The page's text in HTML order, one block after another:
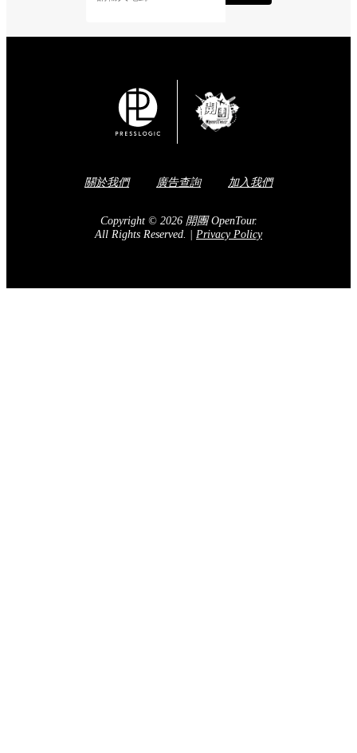
關於我們 廣告查詢 加入我們
Copyright © 2026 開團 OpenTour.
All Rights Reserved. | Privacy Policy